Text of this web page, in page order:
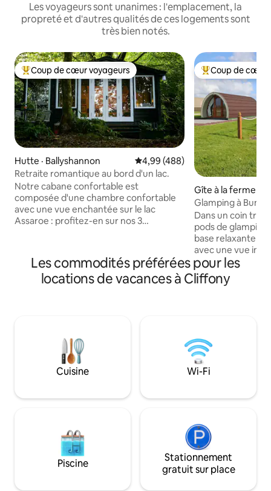
Les voyageurs sont unanimes : l'emplacement, la
propreté et d'autres qualités de ces logements sont
très bien notés.
Coup de cœur voyageurs parmi les plus aimés
Coup de cœur voyageurs
Hutte · Ballyshannon Note moyenne de 4,99 sur 5,
4,99 (488)
Retraite romantique au bord d'un lac.
Notre cabane confortable est
composée d'une chambre confortable
avec une vue enchantée sur le lac
Assaroe : profitez-en sur nos 3
enterrée dans les bois. La chambre offre
une évasion tranquille de la vie
frénétique : il y a le Wi-Fi, mais pas de
Les plages et les sentiers de randonnée
sont très proches. NOUS ACCEPTONS
LES ANIMAUX DE COMPAGNIE
UNIQUEMENT APRÈS CONSULTATION
Coup de cœur
Coup de cœur
Gîte à la ferme ·
Glamping à
mer
Dans un coin
pods de
base relaxante
avec une vue
Strand. Nous
excellente
adultes/couples
Nous sommes
Stand qui est
entier pour ses
* Nous sommes
place.
Les commodités préférées pour les
locations de vacances à Cliffony
Cuisine Wi-Fi
Piscine
Stationnement
gratuit sur place